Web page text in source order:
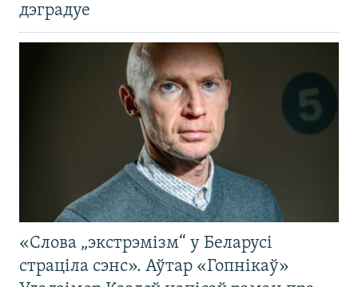
дэградуе
«Слова „экстрэмізм“ у Беларусі
страціла сэнс». Аўтар «Гопнікаў»